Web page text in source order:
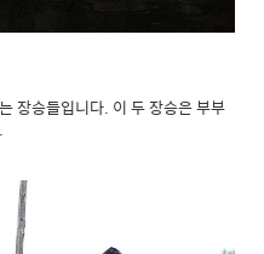
장승들입니다. 이 두 장승은 부부